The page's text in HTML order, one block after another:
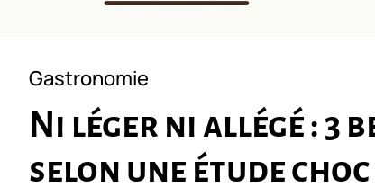
Gastronomie
Ni léger ni allégé : 3
selon une étude choc